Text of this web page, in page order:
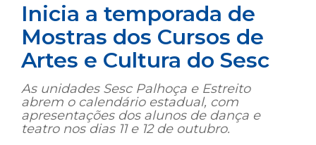
Inicia a temporada de
Mostras dos Cursos de
Artes e Cultura do Sesc
As unidades Sesc Palhoça e Estreito
abrem o calendário estadual, com
apresentações dos alunos de dança e
teatro nos dias 11 e 12 de outubro.